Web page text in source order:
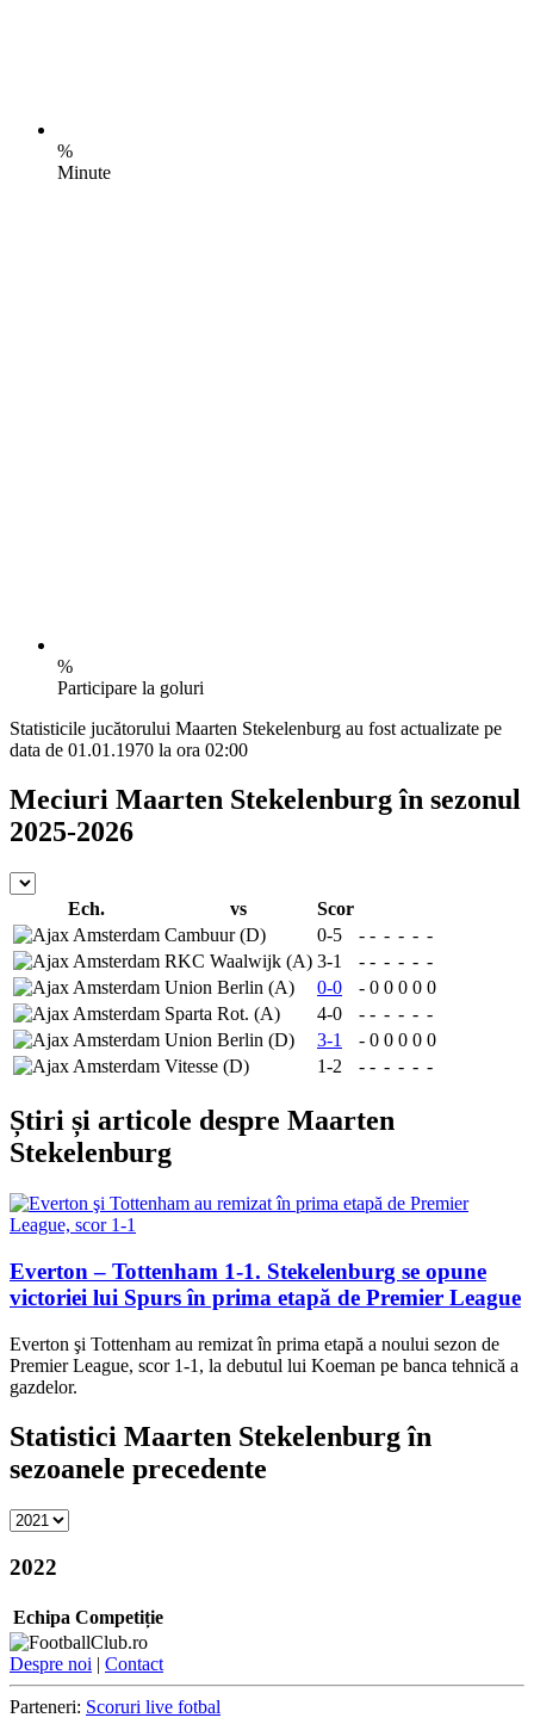
%
Minute
%
Participare la goluri
Statisticile jucătorului Maarten Stekelenburg au fost actualizate pe
data de 01.01.1970 la ora 02:00
Meciuri Maarten Stekelenburg în sezonul
2025-2026
Ech. vs
Scor
Cambuur (D)
0-5 - - - - - -
RKC Waalwijk (A) 3-1 - - - - - -
Union Berlin (A)
0-0 - 0 0 0 0 0
Sparta Rot. (A)
4-0 - - - - - -
Union Berlin (D)
3-1 - 0 0 0 0 0
Vitesse (D)
1-2 - - - - - -
Știri și articole despre Maarten
Stekelenburg
Everton – Tottenham 1-1. Stekelenburg se opune
victoriei lui Spurs în prima etapă de Premier League
Everton şi Tottenham au remizat în prima etapă a noului sezon de
Premier League, scor 1-1, la debutul lui Koeman pe banca tehnică a
gazdelor.
Statistici Maarten Stekelenburg în
sezoanele precedente
2022
Echipa Competiție
Despre noi | Contact
Parteneri: Scoruri live fotbal